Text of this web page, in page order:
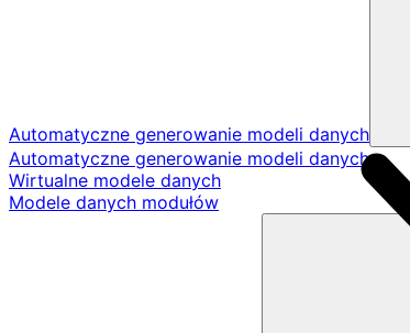
Automatyczne generowanie modeli danych
Automatyczne generowanie modeli danych
Wirtualne modele danych
Modele danych modułów